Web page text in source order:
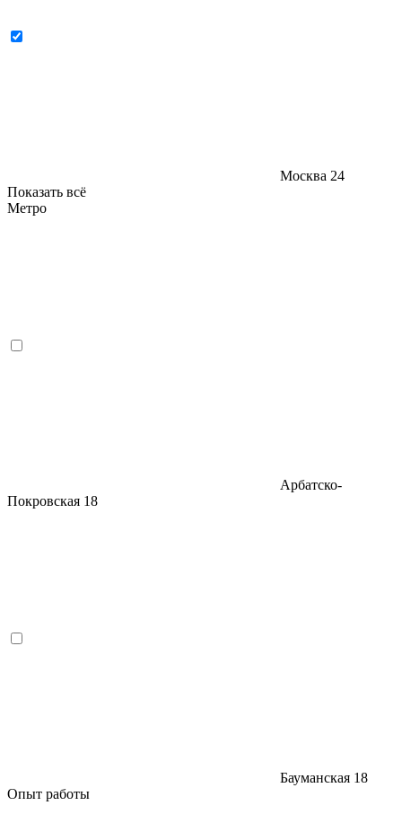
Москва 24
Показать всё
Метро
Арбатско-
Покровская 18
Бауманская 18
Опыт работы